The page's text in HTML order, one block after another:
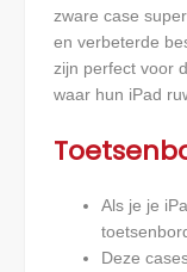
zware case
en verbeterde
zijn perfect voor
waar hun iPad
Als je je
Deze